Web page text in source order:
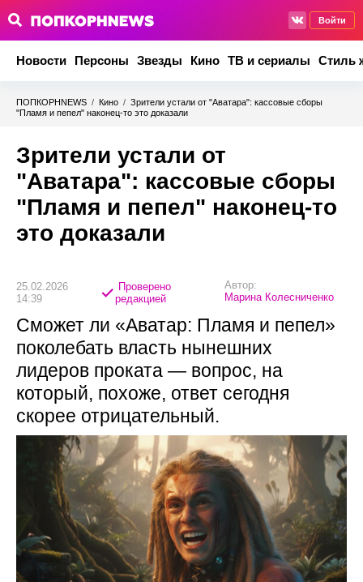
Войти
Новости Персоны Звезды Кино ТВ и сериалы Стиль
ПОПКОРНNEWS / Кино / Зрители устали от "Аватара": кассовые сборы
"Пламя и пепел" наконец-то это доказали
Зрители устали от
"Аватара": кассовые сборы
"Пламя и пепел" наконец-то
это доказали
25.02.2026
14:39
Проверено
редакцией
Автор:
Марина Колесниченко
Сможет ли «Аватар: Пламя и пепел»
поколебать власть нынешних
лидеров проката — вопрос, на
который, похоже, ответ сегодня
скорее отрицательный.